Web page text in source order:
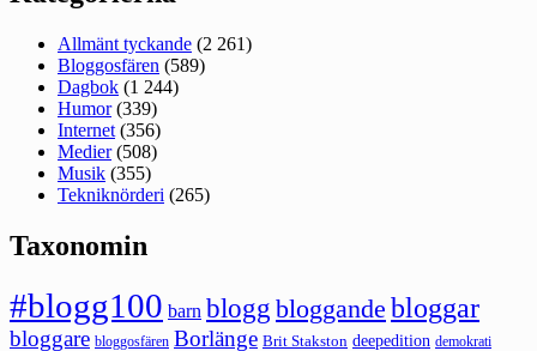
Allmänt tyckande (2 261)
Bloggosfären (589)
Dagbok (1 244)
Humor(339)
Internet (356)
Medier(508)
Musik (355)
Tekniknörderi (265)
Taxonomin
#blogg100 barn blogg bloggande bloggar
bloggare bloggosfären Borlänge Brit Stakston deepedition demokrati